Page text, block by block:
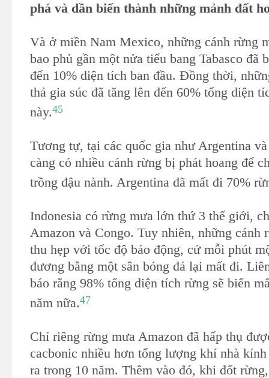
phá và dần biến thành những mảnh đất
Và ở miền Nam Mexico, những cánh rừng
bao phủ gần một nửa tiểu bang Tabasco đã
đến 10% diện tích ban đầu. Đồng thời,
thả gia súc đã tăng lên đến 60% tổng diện
này.45
Tương tự, tại các quốc gia như Argentina và
càng có nhiều cánh rừng bị phát hoang để
trồng đậu nành. Argentina đã mất đi 70%
Indonesia có rừng mưa lớn thứ 3 thế giới,
Amazon và Congo. Tuy nhiên, những cánh
thu hẹp với tốc độ báo động, cứ mỗi phút
đương bằng một sân bóng đá lại mất đi.
báo rằng 98% tổng diện tích rừng sẽ biến
năm nữa.47
Chỉ riêng rừng mưa Amazon đã hấp thụ
cacbonic nhiều hơn tổng lượng khí nhà
ra trong 10 năm. Thêm vào đó, khi đốt